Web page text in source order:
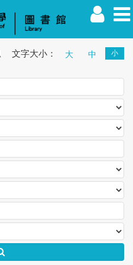
其他 訪客
文字大小： 大 中 小